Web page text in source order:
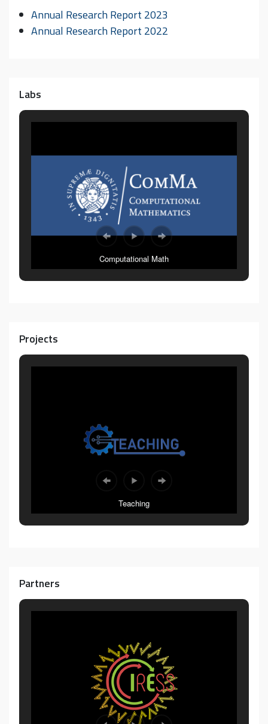
Annual Research Report 2023
Annual Research Report 2022
Labs
Computational Math
Projects
Teaching
Partners